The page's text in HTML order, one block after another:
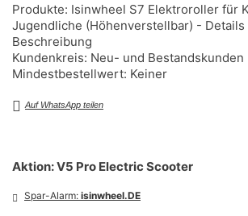
Produkte: Isinwheel S7 Elektroroller für
Jugendliche (Höhenverstellbar) - Details
Beschreibung
Kundenkreis: Neu- und Bestandskunden
Mindestbestellwert: Keiner
Auf WhatsApp teilen
Aktion: V5 Pro Electric Scooter
Spar-Alarm: isinwheel.DE